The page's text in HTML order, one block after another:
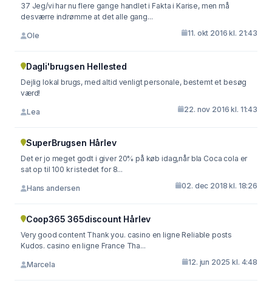
37 Jeg/vi har nu flere gange handlet i Fakta i Karise, men må
desværre indrømme at det alle gang...
Ole 11. okt 2016 kl. 21:43
Dagli'brugsen Hellested
Dejlig lokal brugs, med altid venligt personale, bestemt et besøg
værd!
Lea 22. nov 2016 kl. 11:43
SuperBrugsen Hårlev
Det er jo meget godt i giver 20% på køb idag,når bla Coca cola er
sat op til 100 kr istedet for 8...
Hans andersen 02. dec 2018 kl. 18:26
Coop365 365discount Hårlev
Very good content Thank you. casino en ligne Reliable posts
Kudos. casino en ligne France Tha...
Marcela 12. jun 2025 kl. 4:48